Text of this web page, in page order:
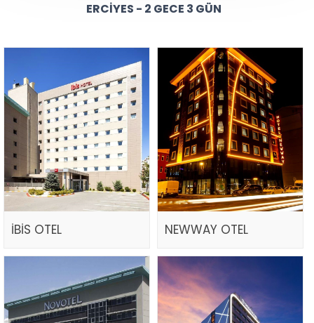
ERCIYES - 2 GECE 3 GÜN
İBİS OTEL NEWWAY OTEL